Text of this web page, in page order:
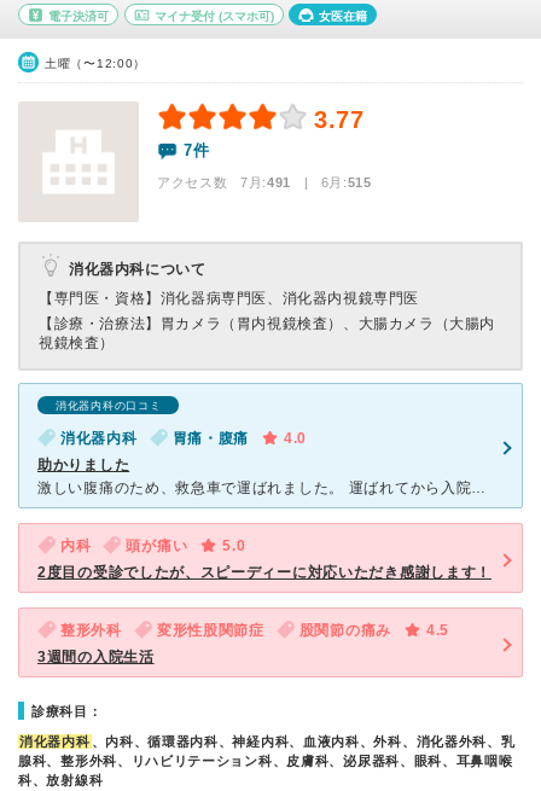
電子決済可 マイナ受付(スマホ可) 女医在籍
土曜（〜12:00）
3.77
7件
アクセス数 7月:491 | 6月:515
消化器内科について
【専門医・資格】 消化器病専門医、消化器内視鏡専門医
【診療・治療法】 胃カメラ（胃内視鏡検査）、大腸カメラ（大腸内
視鏡検査）
消化器内科の口コミ
消化器内科 胃痛・腹痛
4.0
助かりました
激しい腹痛のため、救急車で運ばれました。 運ばれてから入院まで、担当の先生が細かく診察してくれました。翌日には家族と私に丁寧に症状の説明をしてくれました。入院中も回診の時には、症状の回復程度について
内科 頭が痛い
5.0
2度目の受診でしたが、スピーディーに対応いただき感謝します！
整形外科 変形性股関節症 股関節の痛み
4.5
3週間の入院生活
診療科目：
消化器内科 、内科、循環器内科、神経内科、血液内科、外科、消化器外科、乳
腺科、整形外科、リハビリテーション科、皮膚科、泌尿器科、眼科、耳鼻咽喉
科、放射線科